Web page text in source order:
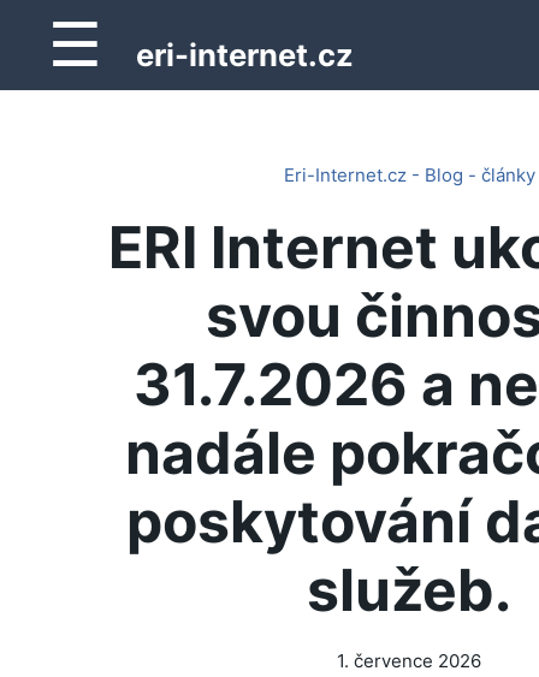
☰ eri-internet.cz
Eri-Internet.cz - Blog - články
ERI Internet
svou
31.7.2026 a
nadále
poskytování
služeb.
1. července 2026